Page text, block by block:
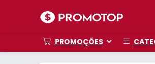
PROMOÇÕES